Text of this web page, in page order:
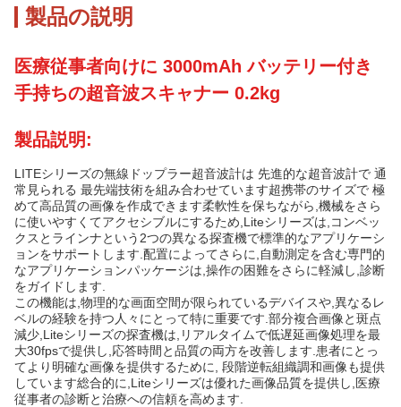
製品の説明
医療従事者向けに 3000mAh バッテリー付き
手持ちの超音波スキャナー 0.2kg
製品説明:
LITEシリーズの無線ドップラー超音波計は 先進的な超音波計で 通
常見られる 最先端技術を組み合わせています超携帯のサイズで 極
めて高品質の画像を作成できます柔軟性を保ちながら,機械をさら
に使いやすくてアクセシブルにするため,Liteシリーズは,コンベッ
クスとラインナという2つの異なる探査機で標準的なアプリケーシ
ョンをサポートします.配置によってさらに,自動測定を含む専門的
なアプリケーションパッケージは,操作の困難をさらに軽減し,診断
をガイドします.
この機能は,物理的な画面空間が限られているデバイスや,異なるレ
ベルの経験を持つ人々にとって特に重要です.部分複合画像と斑点
減少,Liteシリーズの探査機は,リアルタイムで低遅延画像処理を最
大30fpsで提供し,応答時間と品質の両方を改善します.患者にとっ
てより明確な画像を提供するために, 段階逆転組織調和画像も提供
しています総合的に,Liteシリーズは優れた画像品質を提供し,医療
従事者の診断と治療への信頼を高めます.